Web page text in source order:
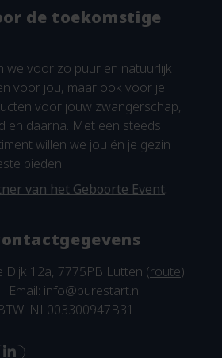
de toekomstige
we voor zo puur en natuurlijk
voor jou, maar ook voor je
voor jouw zwangerschap,
en daarna. Met een steeds
willen we jou én je gezin
bieden!
van het Geboorte Event.
Dijk 12a, 7775PB Lutten (route)
Email: info@purestart.nl
NL003300947B31